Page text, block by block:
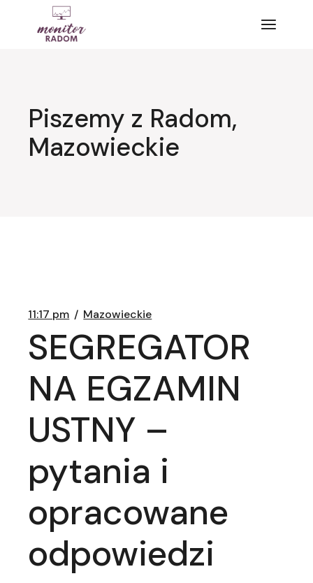
Piszemy z Radom,
Mazowieckie
11:17 pm Mazowieckie
SEGREGATOR
NA EGZAMIN
USTNY –
pytania i
opracowane
odpowiedzi